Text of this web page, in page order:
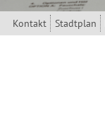
Kontakt Stadtplan